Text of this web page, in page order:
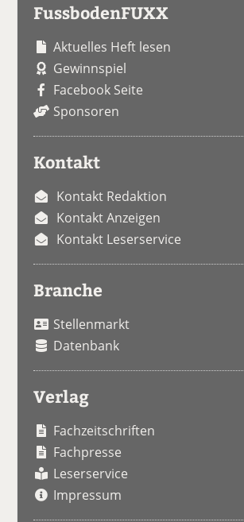
FussbodenFUXX
Aktuelles Heft lesen
Gewinnspiel
Facebook Seite
Sponsoren
Kontakt
Kontakt Redaktion
Kontakt Anzeigen
Kontakt Leserservice
Branche
Stellenmarkt
Datenbank
Verlag
Fachzeitschriften
Fachpresse
Leserservice
Impressum